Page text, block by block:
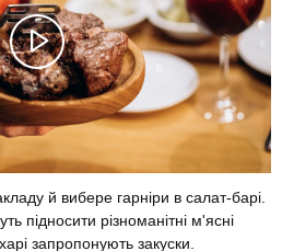
й вибере гарніри в салат-барі.
підносити різноманітні м'ясні
запропонують закуски.